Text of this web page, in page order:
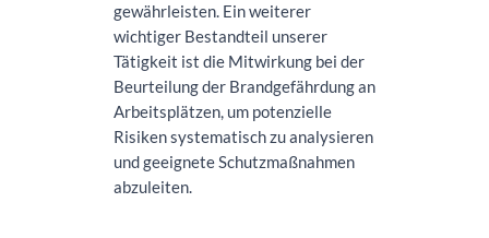
gewährleisten. Ein weiterer
wichtiger Bestandteil unserer
Tätigkeit ist die Mitwirkung bei der
Beurteilung der Brandgefährdung an
Arbeitsplätzen, um potenzielle
Risiken systematisch zu analysieren
und geeignete Schutzmaßnahmen
abzuleiten.